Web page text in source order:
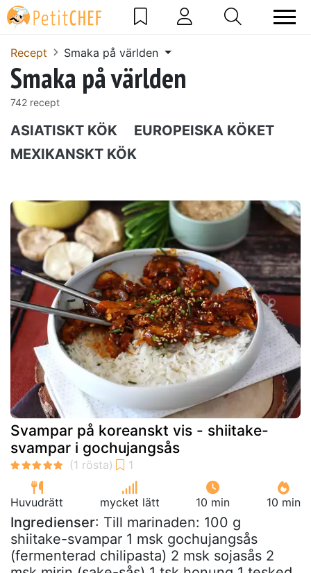
Recept Smaka på världen
Smaka på världen
742 recept
ASIATISKT KÖK
EUROPEISKA KÖKET
MEXIKANSKT KÖK
Svampar på koreanskt vis - shiitake-
svampar i gochujangsås
Huvudrätt mycket lätt 10 min 10 min
Ingredienser: Till marinaden: 100 g
shiitake-svampar 1 msk gochujangsås
(fermenterad chilipasta) 2 msk sojasås 2